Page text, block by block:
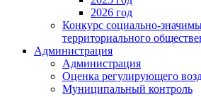
2026 год
Конкурс социально-
территориального
Администрация
Администрация
Оценка регулирующего
Муниципальный контроль